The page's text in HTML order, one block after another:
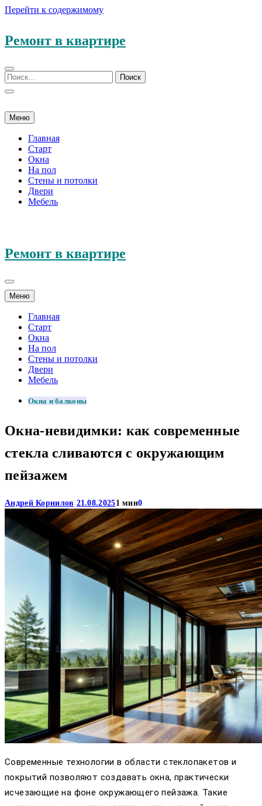
Перейти к содержимому
Ремонт в квартире
Меню
Главная
Старт
Окна
На пол
Стены и потолки
Двери
Мебель
Ремонт в квартире
Меню
Главная
Старт
Окна
На пол
Стены и потолки
Двери
Мебель
Окна и балконы
Окна-невидимки: как современные
стекла сливаются с окружающим
пейзажем
Андрей Корнилов 21.08.20251 мин0
Современные технологии в области стеклопакетов и
покрытий позволяют создавать окна, практически
исчезающие на фоне окружающего пейзажа. Такие